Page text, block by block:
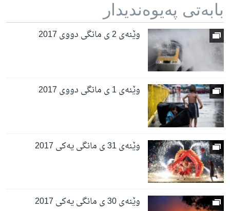
بابه‌تی په‌یوه‌ندیدار
وێنەی 2 ی مانگی دووی 2017
وێنەی 1 ی مانگی دووی 2017
وێنەی 31 ی مانگی یەکی 2017
وێنەی 30 ی مانگی یەکی 2017